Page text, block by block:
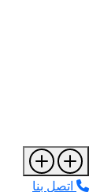
اتصل بنا